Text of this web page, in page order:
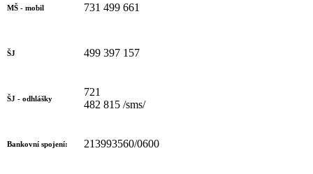
MŠ - mobil 731 499 661
ŠJ 499 397 157
ŠJ - odhlášky
721
482 815 /sms/
Bankovní spojení: 213993560/0600